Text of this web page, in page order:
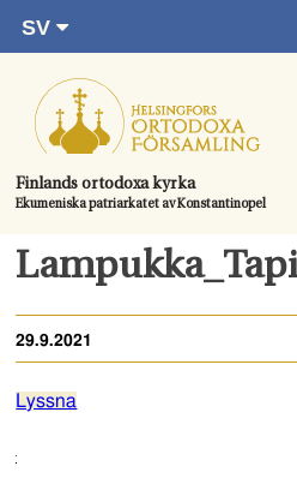
direkt
innehållet.
Finlands ortodoxa kyrka
Ekumeniska patriarkatet av Konstantinopel
SV
RU
EN
UA
Huvudsida
Gudstjänster
Kom med
Kontaktuppgifter
Bröllop
Begravningen
29.9.2021
Lyssna